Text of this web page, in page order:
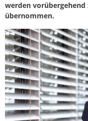
werden
übernommen.